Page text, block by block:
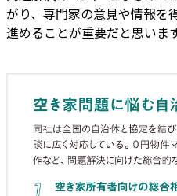
がり、専門家の意見や情報を
進めることが重要だと思いま